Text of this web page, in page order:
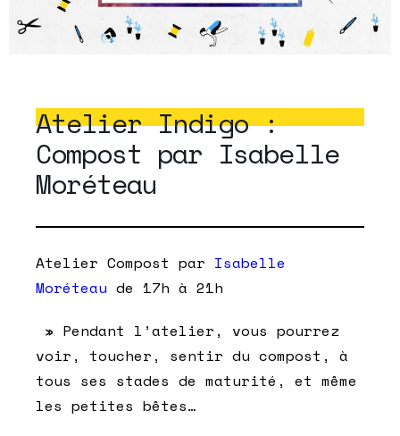
Atelier Indigo :
Compost par Isabelle
Moréteau
Atelier Compost par Isabelle
Moréteau de 17h à 21h
» Pendant l’atelier, vous pourrez
voir, toucher, sentir du compost, à
tous ses stades de maturité, et même
les petites bêtes…